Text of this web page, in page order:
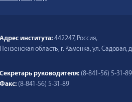
Адрес института: 442247, Россия,
Пензенская область, г. Каменка, ул. Садовая,
Секретарь руководителя: (8-841-56) 5-31-89
Факс: (8-841-56) 5-31-89